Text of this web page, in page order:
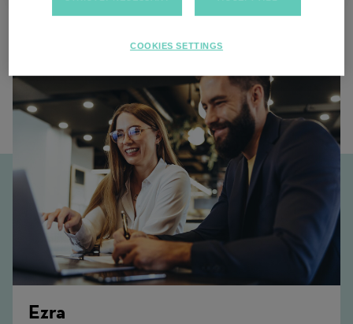
Contenu associé
Ezra
COOKIES SETTINGS